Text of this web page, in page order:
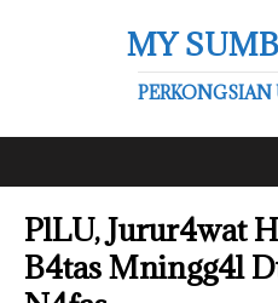
MY
PlLU, Jurur4wat
B4tas Mningg4l